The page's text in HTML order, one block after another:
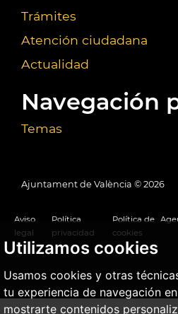
Utilizamos cookies
Usamos cookies y otras
tu experiencia de navegación
mostrarte contenidos
Trámites
Atención ciudadana
Actualidad
Navegación
Temas
Ajuntament de València © 2026
Aviso
legal
Política
privacidad
Política de
cookies